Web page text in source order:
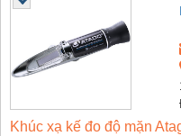
Khúc xạ kế đo độ mặn